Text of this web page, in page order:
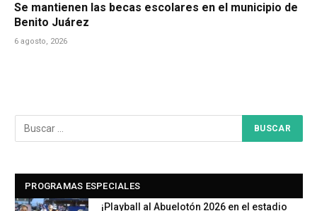
Se mantienen las becas escolares en el municipio de
Benito Juárez
6 agosto, 2026
PROGRAMAS ESPECIALES
¡Playball al Abuelotón 2026 en el estadio